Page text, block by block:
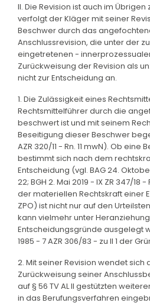
II. Die Revision ist auch im
verfolgt der Kläger mit seiner
Beschwer durch das
Anschlussrevision, die unter der
eingetretenen -
Zurückweisung der Revision als
nicht zur Entscheidung an.
1. Die Zulässigkeit eines
Rechtsmittelführer durch die
beschwert ist und mit seinem
Beseitigung dieser Beschwer
AZR 320/11 - Rn. 11 mwN). Ob eine
bestimmt sich nach dem
Entscheidung (vgl. BAG 24. Oktober
22; BGH 2. Mai 2019 - IX ZR 347/18
der materiellen Rechtskraft einer
ZPO) ist nicht nur auf den
kann vielmehr unter
Entscheidungsgründe ausgelegt
1985 - 7 AZR 306/83 - zu II 1 der
2. Mit seiner Revision wendet
Zurückweisung seiner
auf § 56 TV AL II gestützten
in das Berufungsverfahren